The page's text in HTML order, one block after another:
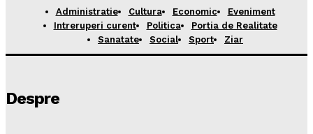
Administratie Cultura Economic
Eveniment
Intreruperi curent
Politica
Portia de Realitate
Sanatate
Social Sport Ziar
Despre